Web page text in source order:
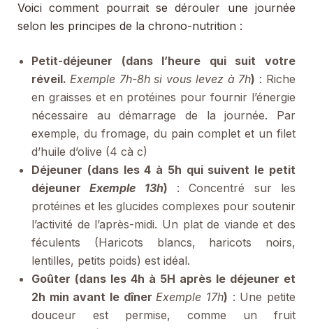
Voici comment pourrait se dérouler une journée
selon les principes de la chrono-nutrition :
Petit-déjeuner (dans l’heure qui suit votre
réveil. Exemple 7h-8h si vous levez à 7h) : Riche
en graisses et en protéines pour fournir l’énergie
nécessaire au démarrage de la journée. Par
exemple, du fromage, du pain complet et un filet
d’huile d’olive (4 cà c)
Déjeuner (dans les 4 à 5h qui suivent le petit
déjeuner
Exemple 13h) : Concentré sur les
protéines et les glucides complexes pour soutenir
l’activité de l’après-midi. Un plat de viande et des
féculents (Haricots blancs, haricots noirs,
lentilles, petits poids) est idéal.
Goûter (dans les 4h à 5H après le déjeuner et
2h min avant le dînerExemple 17h) : Une petite
douceur est permise, comme un fruit